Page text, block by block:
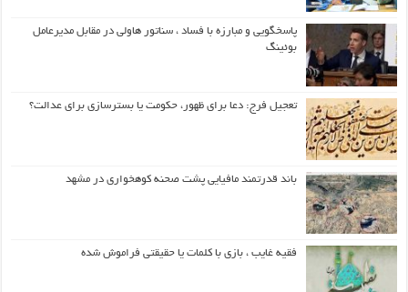
پاسخگویی و مبارزه با فساد ، سناتور هاولی در مقابل مدیرعامل
بوئینگ
تعجیل فرج: دعا برای ظهور، حکومت یا بسترسازی برای عدالت؟
باند قدرتمند مافیایی پشت صحنه کوهخواری در مشهد
فقیه غایب ، بازی با کلمات یا حقیقتی فراموش شده